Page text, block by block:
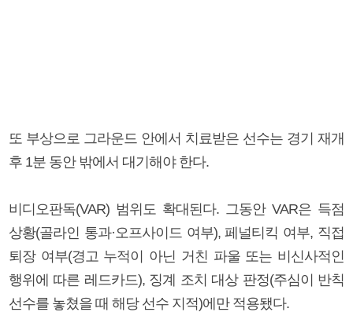
또 부상으로 그라운드 안에서 치료받은 선수는 경기 재개
후 1분 동안 밖에서 대기해야 한다.
비디오판독(VAR) 범위도 확대된다. 그동안 VAR은 득점
상황(골라인 통과·오프사이드 여부), 페널티킥 여부, 직접
퇴장 여부(경고 누적이 아닌 거친 파울 또는 비신사적인
행위에 따른 레드카드), 징계 조치 대상 판정(주심이 반칙
선수를 놓쳤을 때 해당 선수 지적)에만 적용됐다.